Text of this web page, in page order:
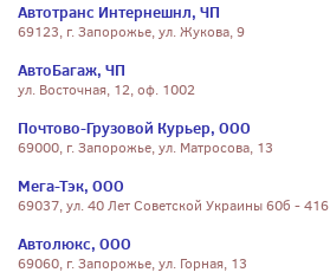
Автотранс Интернешнл, ЧП
69123, г. Запорожье, ул. Жукова, 9
АвтоБагаж, ЧП
ул. Восточная, 12, оф. 1002
Почтово-Грузовой Курьер, ООО
69000, г. Запорожье, ул. Матросова, 13
Мега-Тэк, ООО
69037, ул. 40 Лет Советской Украины 60б - 416
Автолюкс, ООО
69060, г. Запорожье, ул. Горная, 13